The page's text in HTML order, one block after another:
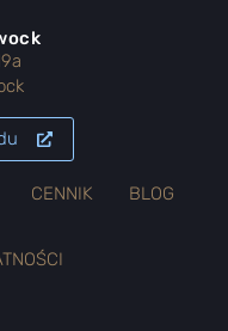
CENNIK BLOG